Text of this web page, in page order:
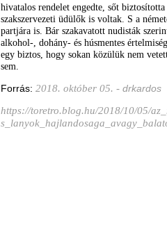
hivatalos rendelet engedte, sőt
szakszervezeti üdülők is voltak. S a
partjára is. Bár szakavatott nudisták
alkohol-, dohány- és húsmentes
egy biztos, hogy sokan közülük nem
sem.
Forrás: 2018. október 05. - drkardos
https://toretro.blog.hu/2018/10/05/